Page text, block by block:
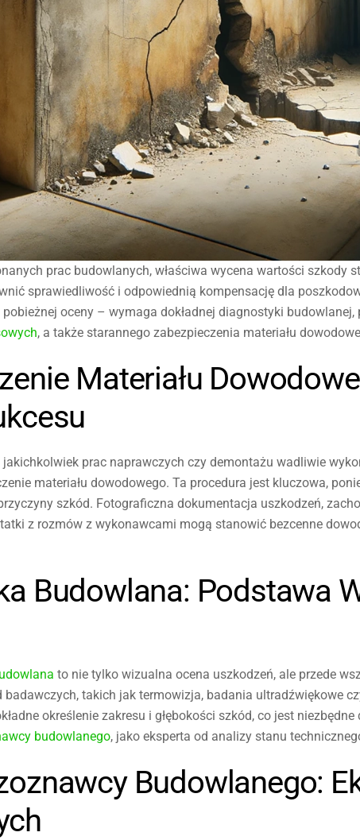
prac budowlanych, właściwa wycena wartości szkody
sprawiedliwość i odpowiednią kompensację dla
oceny – wymaga dokładnej diagnostyki
, a także starannego zabezpieczenia materiału
Materiału
prac naprawczych czy demontażu wadliwie
materiału dowodowego. Ta procedura jest kluczowa,
szkód. Fotograficzna dokumentacja uszkodzeń,
z rozmów z wykonawcami mogą stanowić bezcenne
Budowlana: Podstawa
to nie tylko wizualna ocena uszkodzeń, ale przede
takich jak termowizja, badania ultradźwiękowe
określenie zakresu i głębokości szkód, co jest
budowlanego, jako eksperta od analizy stanu
Budowlanego: